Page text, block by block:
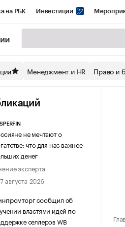
на РБК Инвестиции
СПб Конференции СПб
и медиа
Менеджмент и HR Право и
не мечтают о
что для нас важнее
денег
эксперта
7 августа 2026
сообщил об
властями идей по
селлеров WB